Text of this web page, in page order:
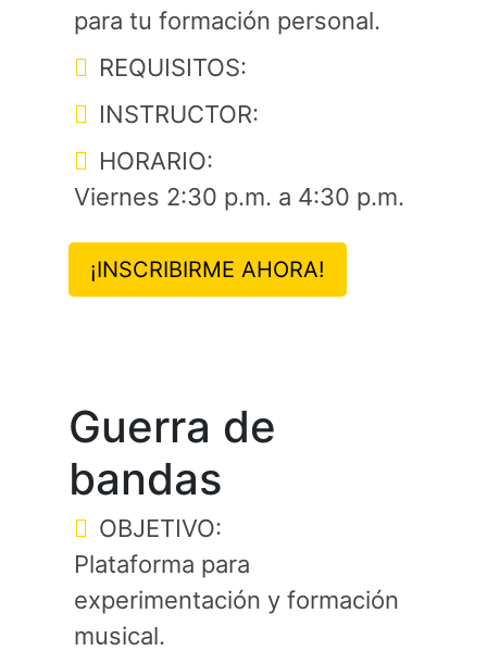
para tu formación personal.
REQUISITOS:
INSTRUCTOR:
HORARIO:
Viernes 2:30 p.m. a 4:30 p.m.
¡INSCRIBIRME AHORA!
Guerra de
bandas
OBJETIVO:
Plataforma para
experimentación y formación
musical.